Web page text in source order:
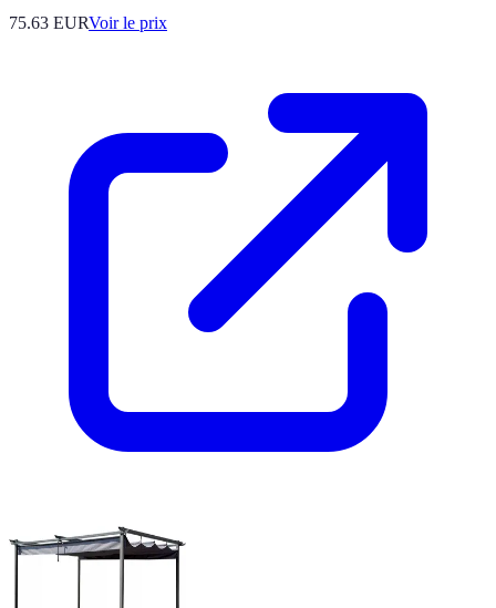
75.63 EURVoir le prix